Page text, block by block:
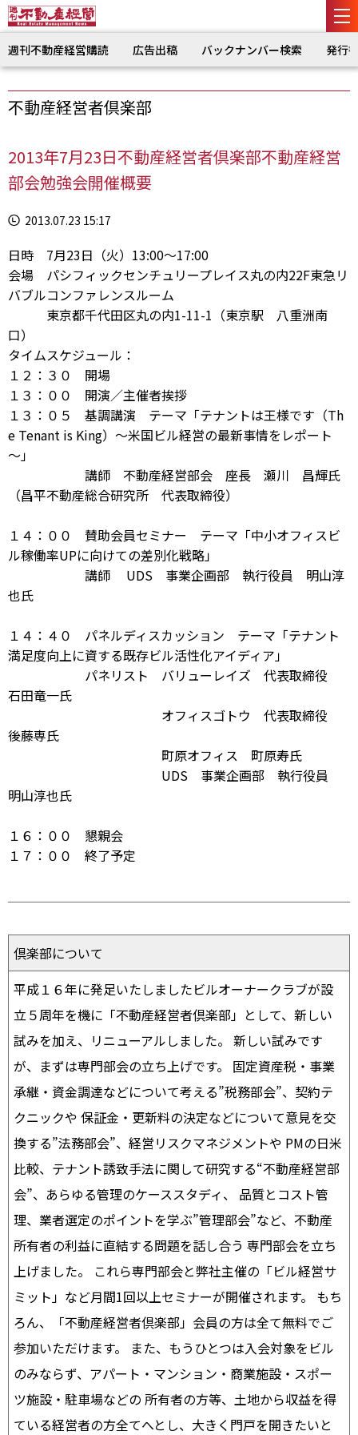
週刊不動産経営購読 広告出稿 バックナンバー検索 発行
不動産経営者倶楽部
2013年7月23日不動産経営者倶楽部不動産経営
部会勉強会開催概要
2013.07.23 15:17
日時 7月23日（火）13:00～17:00
会場 パシフィックセンチュリープレイス丸の内22F東急リ
バブルコンファレンスルーム
東京都千代田区丸の内1-11-1（東京駅 八重洲南
口）
タイムスケジュール：
１２：３０ 開場
１３：００ 開演／主催者挨拶
１３：０５ 基調講演 テーマ「テナントは王様です（Th
e Tenant is King）～米国ビル経営の最新事情をレポート
～」
講師 不動産経営部会 座長 瀬川 昌輝氏
（昌平不動産総合研究所 代表取締役）
１４：００ 賛助会員セミナー テーマ「中小オフィスビ
ル稼働率UPに向けての差別化戦略」
講師 UDS 事業企画部 執行役員 明山淳
也氏
１４：４０ パネルディスカッション テーマ「テナント
満足度向上に資する既存ビル活性化アイディア」
パネリスト バリューレイズ 代表取締役
石田竜一氏
オフィスゴトウ 代表取締役
後藤専氏
町原オフィス 町原寿氏
UDS 事業企画部 執行役員
明山淳也氏
１６：００ 懇親会
１７：００ 終了予定
倶楽部について
平成１６年に発足いたしましたビルオーナークラブが設
立５周年を機に「不動産経営者倶楽部」として、新しい
試みを加え、リニューアルしました。 新しい試みです
が、まずは専門部会の立ち上げです。 固定資産税・事業
承継・資金調達などについて考える”税務部会”、契約テ
クニックや 保証金・更新料の決定などについて意見を交
換する”法務部会”、経営リスクマネジメントや PMの日米
比較、テナント誘致手法に関して研究する“不動産経営部
会”、あらゆる管理のケーススタディ、 品質とコスト管
理、業者選定のポイントを学ぶ”管理部会”など、不動産
所有者の利益に直結する問題を話し合う 専門部会を立ち
上げました。 これら専門部会と弊社主催の「ビル経営サ
ミット」など月間1回以上セミナーが開催されます。 もち
ろん、「不動産経営者倶楽部」会員の方は全て無料でご
参加いただけます。 また、もうひとつは入会対象をビル
のみならず、アパート・マンション・商業施設・スポー
ツ施設・駐車場などの 所有者の方等、土地から収益を得
ている経営者の方全てへとし、大きく門戸を開きたいと